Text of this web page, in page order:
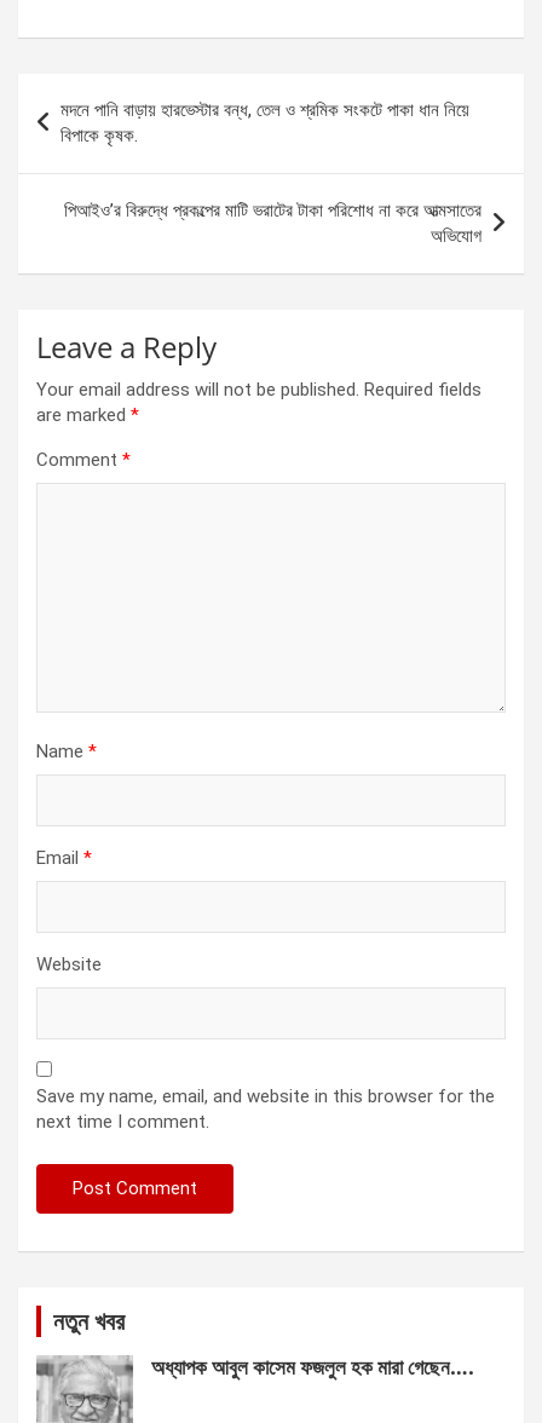
ce
o
o
k
se
g
er
at
A
p
p
ar
navigation
মদনে পানি বাড়ায় হারভেস্টার বন্ধ, তেল ও শ্রমিক সংকটে পাকা ধান নিয়ে
বিপাকে কৃষক.
পিআইও’র বিরুদ্ধে প্রকল্পের মাটি ভরাটের টাকা পরিশোধ না করে আত্মসাতের
অভিযোগ
Leave a Reply
Your email address will not be published. Required fields
are marked *
Comment *
Name *
Email *
Website
Save my name, email, and website in this browser for the
next time I comment.
নতুন খবর
অধ্যাপক আবুল কাসেম ফজলুল হক মারা গেছেন….